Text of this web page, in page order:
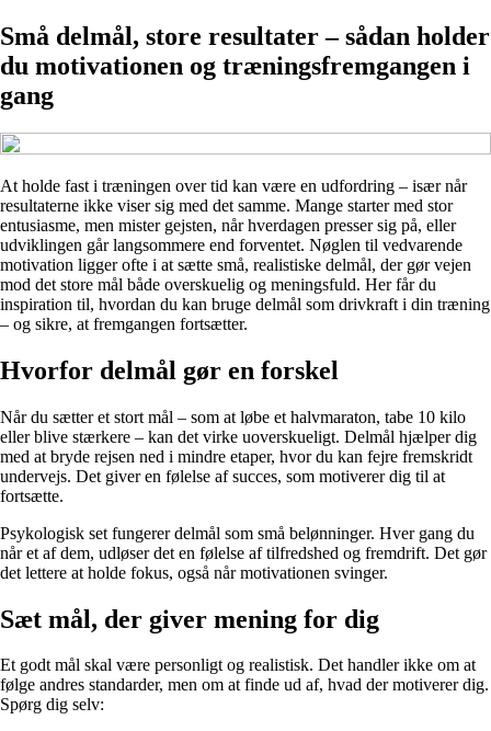
Små delmål, store resultater – sådan holder
du motivationen og træningsfremgangen i
gang
At holde fast i træningen over tid kan være en udfordring – især når
resultaterne ikke viser sig med det samme. Mange starter med stor
entusiasme, men mister gejsten, når hverdagen presser sig på, eller
udviklingen går langsommere end forventet. Nøglen til vedvarende
motivation ligger ofte i at sætte små, realistiske delmål, der gør vejen
mod det store mål både overskuelig og meningsfuld. Her får du
inspiration til, hvordan du kan bruge delmål som drivkraft i din træning
– og sikre, at fremgangen fortsætter.
Hvorfor delmål gør en forskel
Når du sætter et stort mål – som at løbe et halvmaraton, tabe 10 kilo
eller blive stærkere – kan det virke uoverskueligt. Delmål hjælper dig
med at bryde rejsen ned i mindre etaper, hvor du kan fejre fremskridt
undervejs. Det giver en følelse af succes, som motiverer dig til at
fortsætte.
Psykologisk set fungerer delmål som små belønninger. Hver gang du
når et af dem, udløser det en følelse af tilfredshed og fremdrift. Det gør
det lettere at holde fokus, også når motivationen svinger.
Sæt mål, der giver mening for dig
Et godt mål skal være personligt og realistisk. Det handler ikke om at
følge andres standarder, men om at finde ud af, hvad der motiverer dig.
Spørg dig selv: